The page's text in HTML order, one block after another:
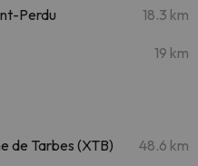
Perdu 18.3 km
19 km
de Tarbes (XTB) 48.6 km